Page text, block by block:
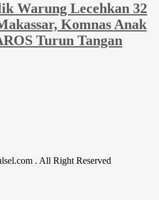
Warung Lecehkan 32
Komnas Anak
Turun Tangan
. All Right Reserved